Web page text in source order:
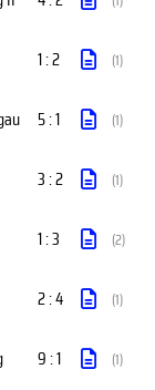
1 : 2 (1)
5 : 1 (1)
3 : 2 (1)
1 : 3 (2)
2 : 4 (1)
9 : 1 (1)